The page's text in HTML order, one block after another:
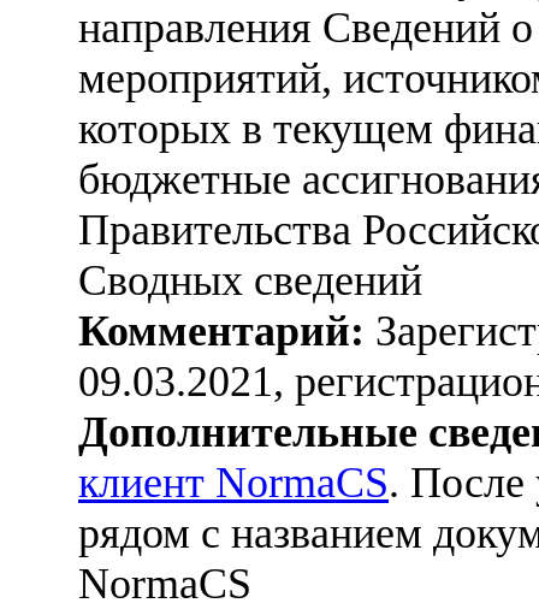
направления Сведений о
мероприятий,
которых в текущем
бюджетные
Правительства
Сводных сведений
Комментарий:
09.03.2021,
Дополнительные
клиент NormaCS. После
рядом с названием
NormaCS